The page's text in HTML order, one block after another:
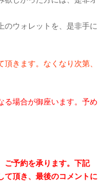
のウォレットを、是非手に
きます。なくなり次第、
る場合が御座います。予め
ご予約を承ります。下記
て頂き、最後のコメントに